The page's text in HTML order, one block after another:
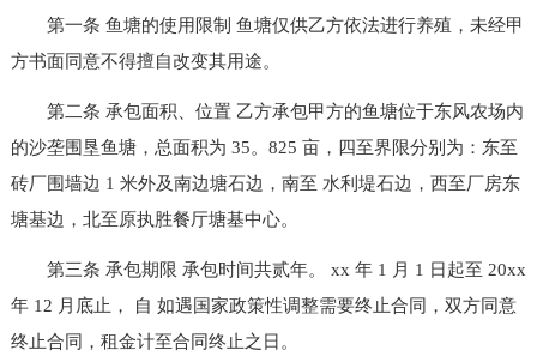
第一条 鱼塘的使用限制 鱼塘仅供乙方依法进行养殖，未经甲
方书面同意不得擅自改变其用途。
第二条 承包面积、位置 乙方承包甲方的鱼塘位于东风农场内
的沙垄围垦鱼塘，总面积为 35。825 亩，四至界限分别为：东至
砖厂围墙边 1 米外及南边塘石边，南至 水利堤石边，西至厂房东
塘基边，北至原执胜餐厅塘基中心。
第三条 承包期限 承包时间共贰年。 xx 年 1 月 1 日起至 20xx
年 12 月底止， 自 如遇国家政策性调整需要终止合同，双方同意
终止合同，租金计至合同终止之日。